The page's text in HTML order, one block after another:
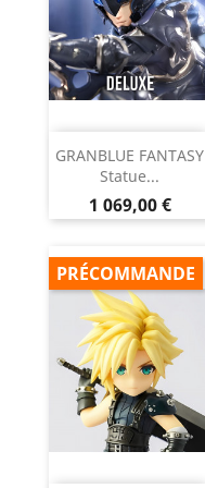
GRANBLUE FANTASY
Statue...
Prix
1 069,00 €
PRÉCOMMANDE